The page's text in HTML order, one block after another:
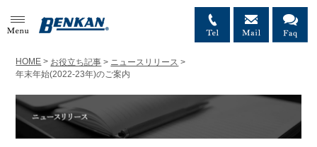
HOME > お役立ち記事 > ニュースリリース >
年末年始(2022-23年)のご案内